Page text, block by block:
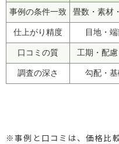
事例の条件一致 畳数・素材
仕上がり精度 目地・
口コミの質 工期・配
調査の深さ 勾配・
※事例と口コミは、価格比